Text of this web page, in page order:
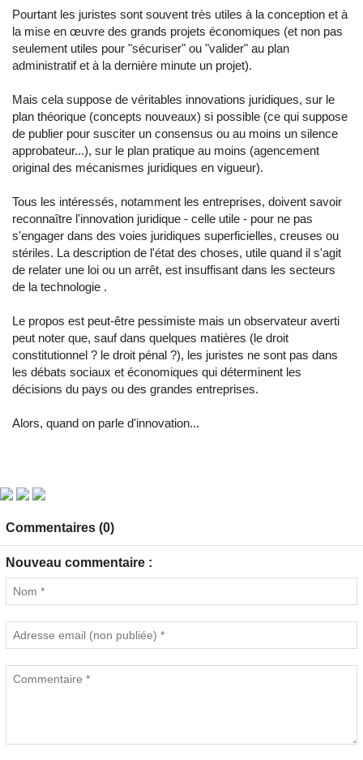
Pourtant les juristes sont souvent très utiles à la conception et à
la mise en œuvre des grands projets économiques (et non pas
seulement utiles pour "sécuriser" ou "valider" au plan
administratif et à la dernière minute un projet).
Mais cela suppose de véritables innovations juridiques, sur le
plan théorique (concepts nouveaux) si possible (ce qui suppose
de publier pour susciter un consensus ou au moins un silence
approbateur...), sur le plan pratique au moins (agencement
original des mécanismes juridiques en vigueur).
Tous les intéressés, notamment les entreprises, doivent savoir
reconnaître l'innovation juridique - celle utile - pour ne pas
s'engager dans des voies juridiques superficielles, creuses ou
stériles. La description de l'état des choses, utile quand il s'agit
de relater une loi ou un arrêt, est insuffisant dans les secteurs
de la technologie .
Le propos est peut-être pessimiste mais un observateur averti
peut noter que, sauf dans quelques matières (le droit
constitutionnel ? le droit pénal ?), les juristes ne sont pas dans
les débats sociaux et économiques qui déterminent les
décisions du pays ou des grandes entreprises.
Alors, quand on parle d'innovation...
Commentaires (0)
Nouveau commentaire :